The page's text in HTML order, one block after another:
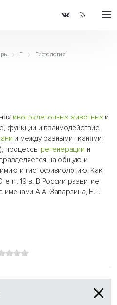
Г Гистология
многоклеточных животных и
функции и взаимодействие
и между разными тканями;
процессы регенерации и
на общую и
и гистофизиологию. Как
гг. 19 в. В России развитие
именами А.А. Заварзина, Н.Г.